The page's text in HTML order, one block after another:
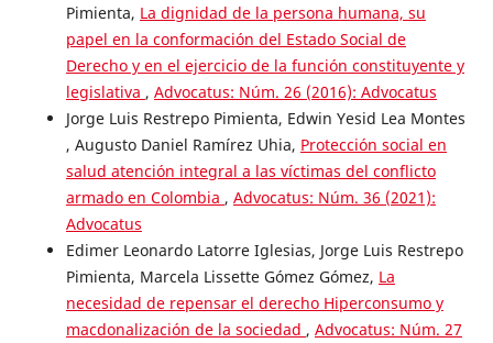
Pimienta, La dignidad de la persona humana, su
papel en la conformación del Estado Social de
Derecho y en el ejercicio de la función constituyente y
legislativa , Advocatus: Núm. 26 (2016): Advocatus
Jorge Luis Restrepo Pimienta, Edwin Yesid Lea Montes
, Augusto Daniel Ramírez Uhia, Protección social en
salud atención integral a las víctimas del conflicto
armado en Colombia , Advocatus: Núm. 36 (2021):
Advocatus
Edimer Leonardo Latorre Iglesias, Jorge Luis Restrepo
Pimienta, Marcela Lissette Gómez Gómez, La
necesidad de repensar el derecho Hiperconsumo y
macdonalización de la sociedad , Advocatus: Núm. 27